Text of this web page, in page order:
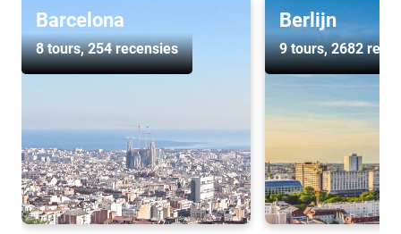
Barcelona
8 tours, 254 recensies
Berlijn
9 tours, 2682